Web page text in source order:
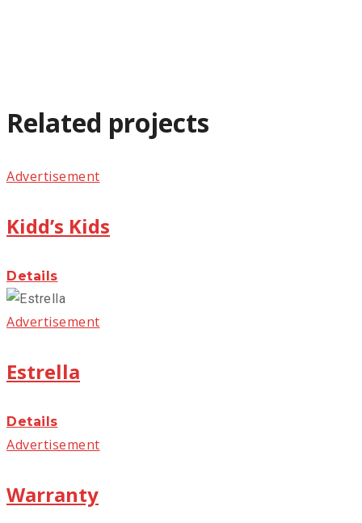
Related projects
Advertisement
Kidd’s Kids
Details
Advertisement
Estrella
Details
Advertisement
Warranty